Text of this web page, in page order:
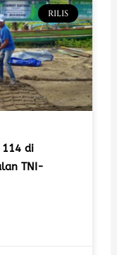
RILIS
114 di
TNI-